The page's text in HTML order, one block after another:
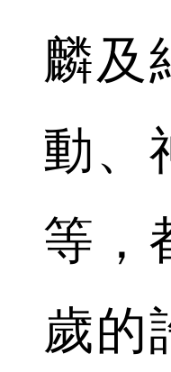
麟及
動、
等，
歲的